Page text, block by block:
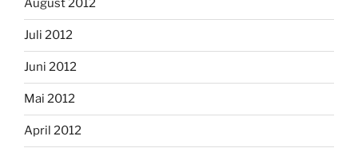
August 2012
Juli 2012
Juni 2012
Mai 2012
April 2012